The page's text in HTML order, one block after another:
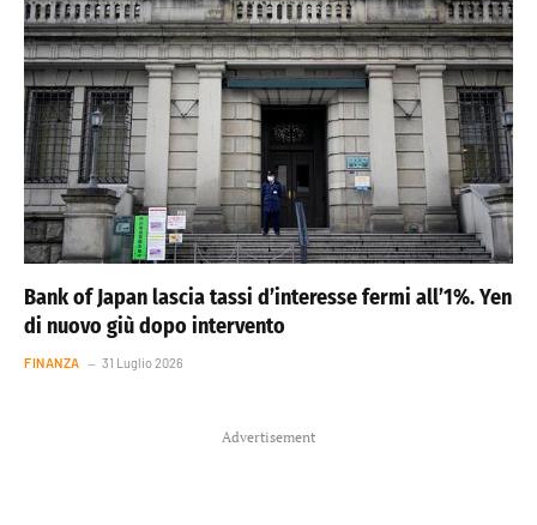
Bank of Japan lascia tassi d’interesse fermi all’1%. Yen
di nuovo giù dopo intervento
FINANZA 31 Luglio 2026
Advertisement